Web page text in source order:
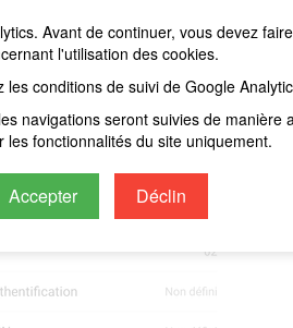
Avant de continuer, vous devez
l'utilisation des cookies.
conditions de suivi de Google
navigations seront suivies de manière
les fonctionnalités du site uniquement.
Accepter Déclin